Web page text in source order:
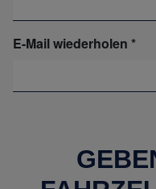
E-Mail wiederholen